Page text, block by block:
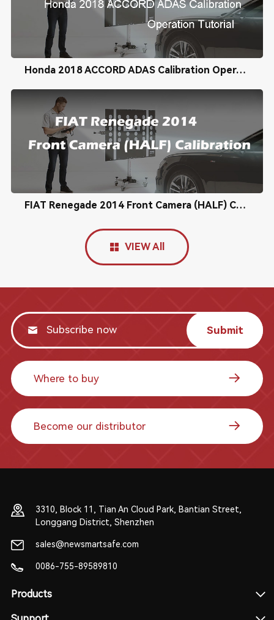
Honda 2018 ACCORD ADAS Calibration Operation Tutorial
FIAT Renegade 2014 Front Camera (HALF) Calibration
VIEW All
Submit
Where to buy
Become our distributor
3310, Block 11, Tian An Cloud Park, Bantian Street,
Longgang District, Shenzhen
sales@newsmartsafe.com
0086-755-89589810
Products